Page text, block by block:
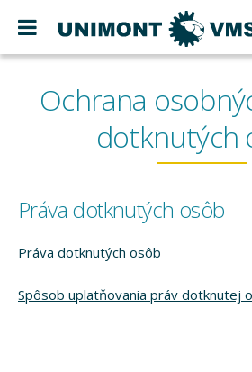
Ochrana
dotknutých
Práva dotknutých osôb
Práva dotknutých osôb
Spôsob uplatňovania práv dotknutej